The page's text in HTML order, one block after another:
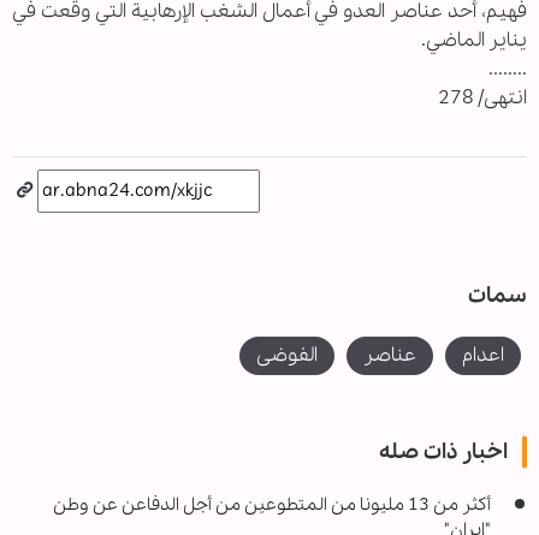
فهيم، أحد عناصر العدو في أعمال الشغب الإرهابية التي وقعت في
يناير الماضي.
........
انتهى/ 278
سمات
اعدام عناصر الفوضى
اخبار ذات صله
أكثر من 13 مليونا من المتطوعين من أجل الدفاعن عن وطن
"إيران"